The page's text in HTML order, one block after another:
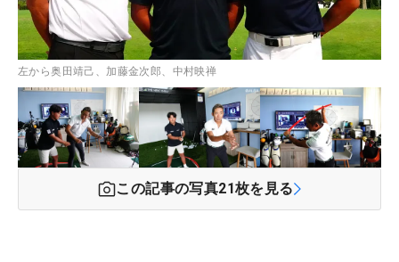
左から奥田靖己、加藤金次郎、中村映禅
この記事の写真21枚を見る